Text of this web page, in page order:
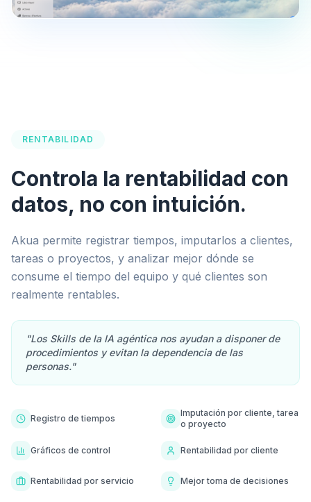
RENTABILIDAD
Controla la rentabilidad con
datos, no con intuición.
Akua permite registrar tiempos, imputarlos a clientes,
tareas o proyectos, y analizar mejor dónde se
consume el tiempo del equipo y qué clientes son
realmente rentables.
"Los Skills de la IA agéntica nos ayudan a disponer de
procedimientos y evitan la dependencia de las
personas."
Registro de tiempos
Imputación por cliente, tarea
o proyecto
Gráficos de control Rentabilidad por cliente
Rentabilidad por servicio Mejor toma de decisiones